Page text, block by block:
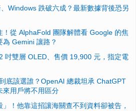
Windows 跌破六成？最新數據背後恐另
！從 AlphaFold 團隊解體看 Google 的焦
為 Gemini 讓路？
吋雙層 OLED、售價 19,900 元，指定電
底該選誰？OpenAI 總裁坦承 ChatGPT
來用戶將不用區分
！他靠這招讓海關查不到資料卻被告，